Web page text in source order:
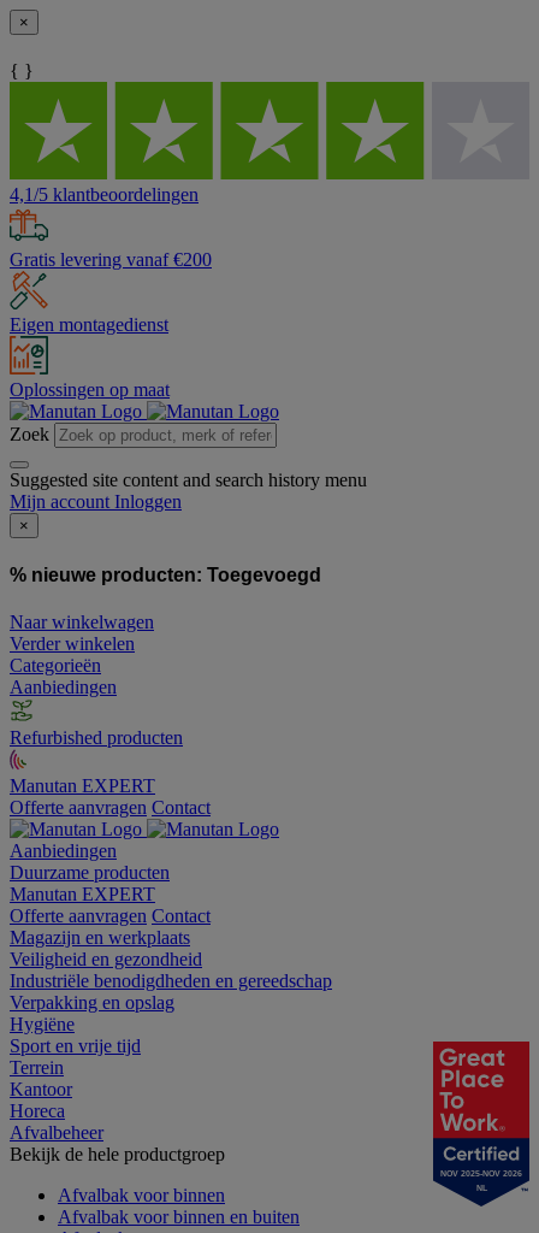
×
{ }
4,1/5 klantbeoordelingen
Gratis levering vanaf €200
Eigen montagedienst
Oplossingen op maat
Zoek
Suggested site content and search history menu
Mijn account Inloggen
×
% nieuwe producten: Toegevoegd
Naar winkelwagen
Verder winkelen
Categorieën
Aanbiedingen
Refurbished producten
Manutan EXPERT
Offerte aanvragen Contact
Aanbiedingen
Duurzame producten
Manutan EXPERT
Offerte aanvragen Contact
Magazijn en werkplaats
Veiligheid en gezondheid
Industriële benodigdheden en gereedschap
Verpakking en opslag
Hygiëne
Sport en vrije tijd
Terrein
Kantoor
Horeca
Afvalbeheer
Bekijk de hele productgroep
Afvalbak voor binnen
Afvalbak voor binnen en buiten
NOV 2025-NOV 2026
NL